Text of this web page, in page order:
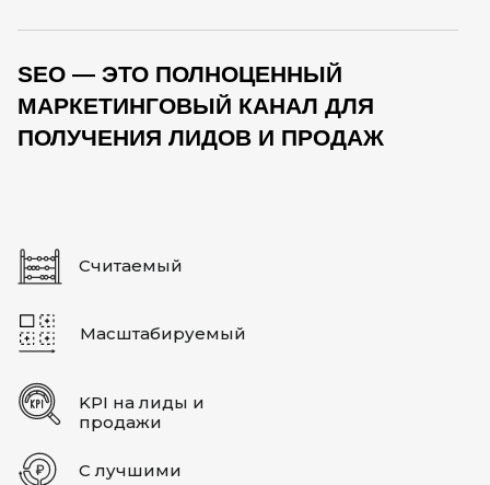
SEO — ЭТО ПОЛНОЦЕННЫЙ
МАРКЕТИНГОВЫЙ КАНАЛ ДЛЯ
ПОЛУЧЕНИЯ ЛИДОВ И ПРОДАЖ
KPI на лиды и
продажи
С лучшими
Считаемый
Масштабируемый